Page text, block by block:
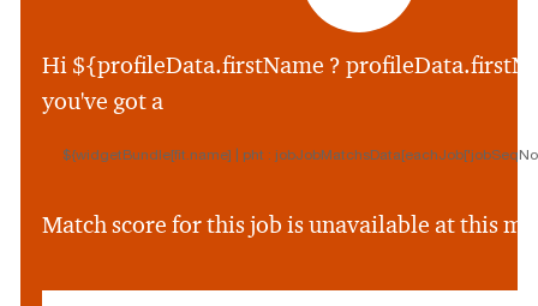
&&
Hi ${profileData.firstName ?
you've got a
${widgetBundle[fit.name] | pht :
Match score for this job is unavailable at this